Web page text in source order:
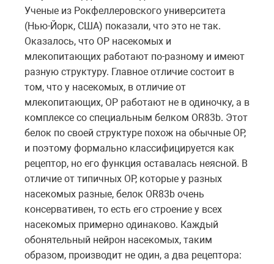
Ученые из Рокфеллеровского университета
(Нью-Йорк, США) показали, что это не так.
Оказалось, что ОР насекомых и
млекопитающих работают по-разному и имеют
разную структуру. Главное отличие состоит в
том, что у насекомых, в отличие от
млекопитающих, ОР работают не в одиночку, а в
комплексе со специальным белком OR83b. Этот
белок по своей структуре похож на обычные ОР,
и поэтому формально классифицируется как
рецептор, но его функция оставалась неясной. В
отличие от типичных ОР, которые у разных
насекомых разные, белок OR83b очень
консервативен, то есть его строение у всех
насекомых примерно одинаково. Каждый
обонятельный нейрон насекомых, таким
образом, производит не один, а два рецептора: